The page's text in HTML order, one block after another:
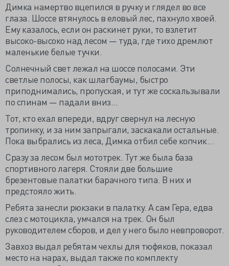
Димка намертво вцепился в ручку и глядел во все
глаза. Шоссе втянулось в еловый лес, пахнуло хвоей.
Ему казалось, если он раскинет руки, то взлетит
высоко-высоко над лесом — туда, где тихо дремлют
маленькие белые тучки.
Солнечный свет лежал на шоссе полосами. Эти
светлые полосы, как шлагбаумы, быстро
приподнимались, пропуская, и тут же соскальзывали
по спинам — падали вниз...
Тот, кто ехал впереди, вдруг свернул на лесную
тропинку, и за ним запрыгали, заскакали остальные.
Пока выбрались из леса, Димка отбил себе копчик...
Сразу за лесом был мототрек. Тут же была база
спортивного лагеря. Стояли две большие
брезентовые палатки барачного типа. В них и
предстояло жить.
Ребята занесли рюкзаки в палатку. А сам Гера, едва
слез с мотоцикла, умчался на трек. Он был
руководителем сборов, и дел у него было невпроворот.
Завхоз выдал ребятам чехлы для тюфяков, показал
место на нарах, выдал также по комплекту